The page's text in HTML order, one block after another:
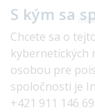
S kým sa
Chcete sa o
kybernetických
osobou pre
spoločnosti je
+421 911 146